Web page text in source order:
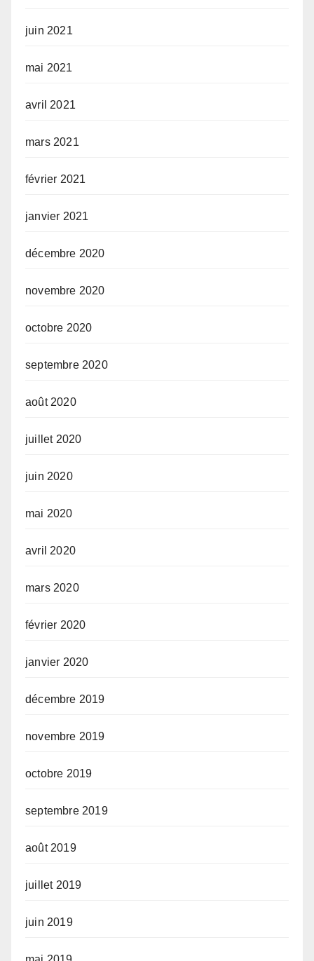
juin 2021
mai 2021
avril 2021
mars 2021
février 2021
janvier 2021
décembre 2020
novembre 2020
octobre 2020
septembre 2020
août 2020
juillet 2020
juin 2020
mai 2020
avril 2020
mars 2020
février 2020
janvier 2020
décembre 2019
novembre 2019
octobre 2019
septembre 2019
août 2019
juillet 2019
juin 2019